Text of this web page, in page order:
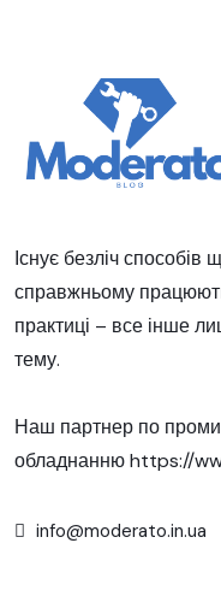
Існує безліч
справжньому
практиці – все інше
тему.
Наш партнер по
обладнаннюhttps://
info@moderato.in.ua